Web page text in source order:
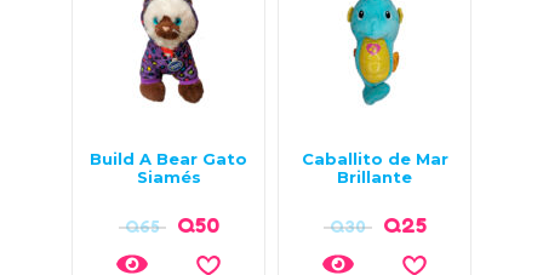
Build A Bear Gato
Siamés
Q65 Q50
Caballito de Mar
Brillante
Q30 Q25